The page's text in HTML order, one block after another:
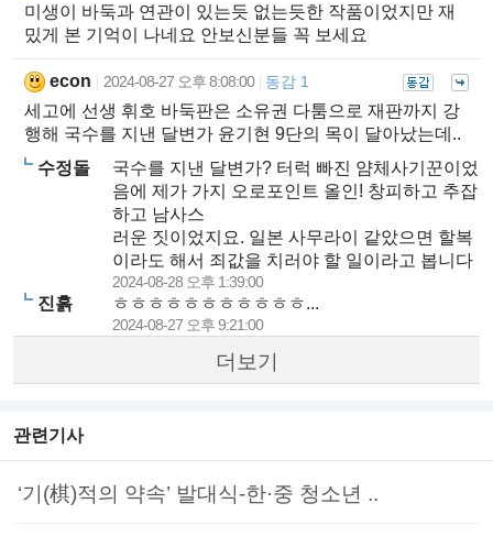
미생이 바둑과 연관이 있는듯 없는듯한 작품이었지만 재
밌게 본 기억이 나네요 안보신분들 꼭 보세요
econ 2024-08-27 오후 8:08:00 동감 1
세고에 선생 휘호 바둑판은 소유권 다툼으로 재판까지 강
행해 국수를 지낸 달변가 윤기현 9단의 목이 달아났는데..
수정돌
국수를 지낸 달변가? 터럭 빠진 얌체사기꾼이었
음에 제가 가지 오로포인트 올인! 창피하고 추잡
하고 남사스
러운 짓이었지요. 일본 사무라이 같았으면 할복
이라도 해서 죄값을 치러야 할 일이라고 봅니다
2024-08-28 오후 1:39:00
진흙 ㅎㅎㅎㅎㅎㅎㅎㅎㅎㅎㅎ...
2024-08-27 오후 9:21:00
더보기
관련기사
‘기(棋)적의 약속’ 발대식-한·중 청소년 ..